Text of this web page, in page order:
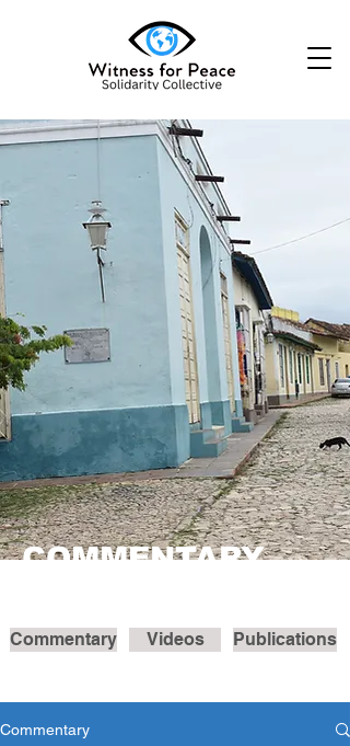
COMMENTARY
Commentary Videos Publications
Commentary